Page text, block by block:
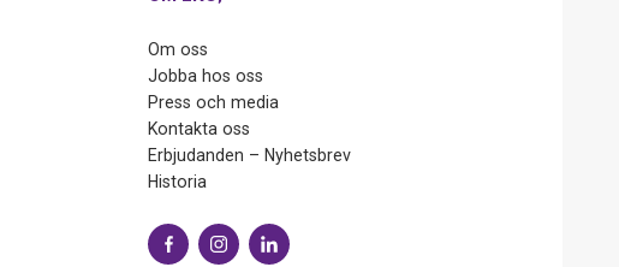
Om oss
Jobba hos oss
Press och media
Kontakta oss
Erbjudanden – Nyhetsbrev
Historia